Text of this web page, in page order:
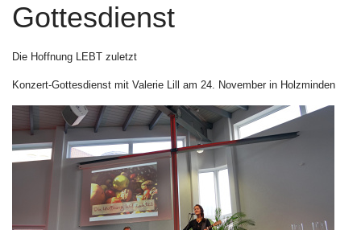
Gottesdienst
Die Hoffnung LEBT zuletzt
Konzert-Gottesdienst mit Valerie Lill am 24. November in Holzminden